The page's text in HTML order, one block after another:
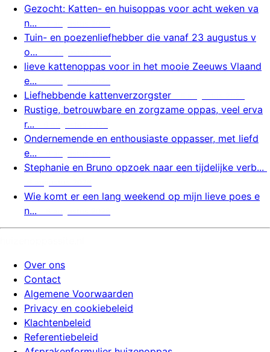
Gezocht: Katten- en huisoppas voor acht weken va
n...
Tuin- en poezenliefhebber die vanaf 23 augustus v
o...
lieve kattenoppas voor in het mooie Zeeuws Vlaand
e...
Liefhebbende kattenverzorgster
Rustige, betrouwbare en zorgzame oppas, veel erva
r...
Ondernemende en enthousiaste oppasser, met liefd
e...
Stephanie en Bruno opzoek naar een tijdelijke verb...
Wie komt er een lang weekend op mijn lieve poes e
n...
Over ons
Contact
Algemene Voorwaarden
Privacy en cookiebeleid
Klachtenbeleid
Referentiebeleid